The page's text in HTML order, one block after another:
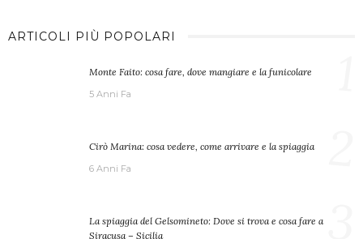
ARTICOLI PIÙ POPOLARI
Monte Faito: cosa fare, dove mangiare e la funicolare
5 Anni Fa
Cirò Marina: cosa vedere, come arrivare e la spiaggia
6 Anni Fa
La spiaggia del Gelsomineto: Dove si trova e cosa fare a
Siracusa – Sicilia